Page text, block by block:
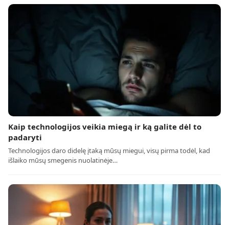
Kaip technologijos veikia miegą ir ką galite dėl to
padaryti
Technologijos daro didelę įtaką mūsų miegui, visų pirma todėl, kad
išlaiko mūsų smegenis nuolatinėje…